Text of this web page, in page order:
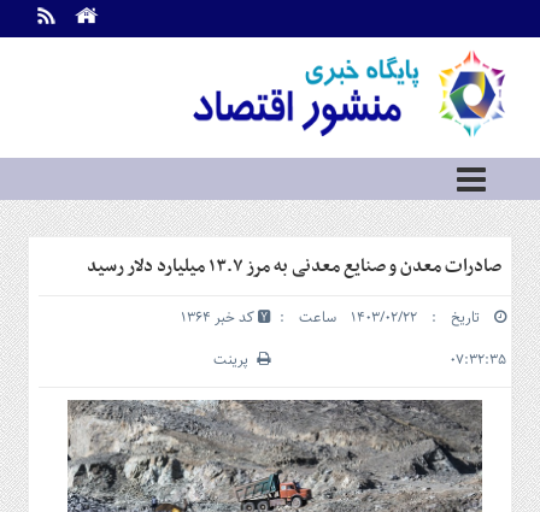
اطلاعات
تماس
ما
درباره
ما
سرویس
ها
بازار
سرمایه
و
بورس
مسکن
و
شهری
صادرات معدن و صنایع معدنی به مرز ۱۳.۷ میلیارد دلار رسید
تاریخ : ۱۴۰۳/۰۲/۲۲ ساعت :
۰۷:۳۲:۳۵
کد خبر 1364
پرینت